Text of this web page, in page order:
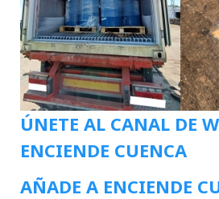
ÚNETE AL CANAL DE
ENCIENDE CUENCA
AÑADE A ENCIENDE